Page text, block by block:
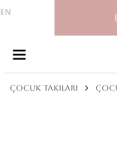
UYGUN
ÇOCUK TAKILARI